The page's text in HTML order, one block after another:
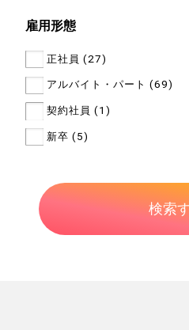
雇用形態
正社員 (27)
アルバイト・パート (69)
契約社員 (1)
新卒 (5)